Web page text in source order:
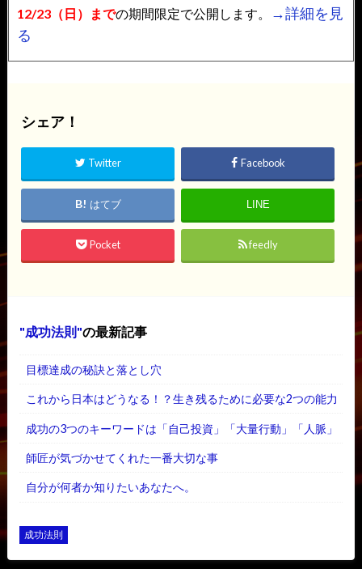
12/23（日）までの期間限定で公開します。
→詳細を見
る
シェア！
Twitter Facebook
はてブ LINE
Pocket feedly
成功法則 の最新記事
目標達成の秘訣と落とし穴
これから日本はどうなる！？生き残るために必要な2つの能力
成功の3つのキーワードは「自己投資」「大量行動」「人脈」
師匠が気づかせてくれた一番大切な事
自分が何者か知りたいあなたへ。
成功法則